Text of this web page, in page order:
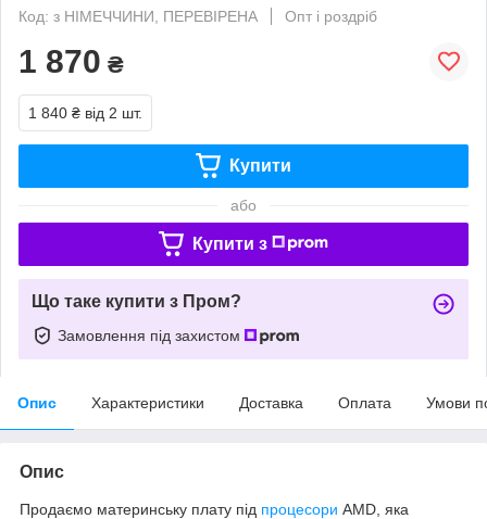
Код: з НІМЕЧЧИНИ, ПЕРЕВІРЕНА
Опт і роздріб
1 870 ₴
1 840 ₴ від 2 шт.
Купити
або
Купити з
Що таке купити з Пром?
Замовлення під захистом
Опис Характеристики Доставка Оплата Умови
Опис
Продаємо материнську плату під процесори AMD, яка